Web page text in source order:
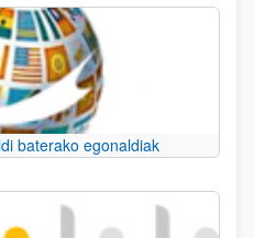
baterako egonaldiak